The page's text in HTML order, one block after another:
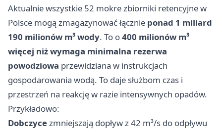
Aktualnie wszystkie 52 mokre zbiorniki retencyjne w
Polsce mogą zmagazynować łącznie ponad 1 miliard
190 milionów m³ wody. To o400 milionów m³
więcej niż wymaga minimalna rezerwa
powodziowa przewidziana w instrukcjach
gospodarowania wodą. To daje służbom czas i
przestrzeń na reakcję w razie intensywnych opadów.
Przykładowo:
Dobczyce zmniejszają dopływ z 42 m³/s do odpływu